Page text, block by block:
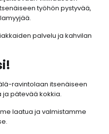
työhön pystyvää,
palvelu ja kahvilan
ravintolaan itsenäiseen
pätevää kokkia.
laatua ja valmistamme